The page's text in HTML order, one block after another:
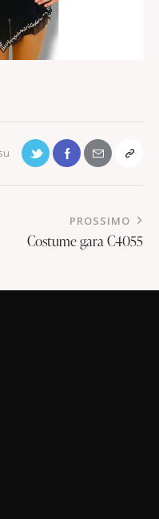
PROSSIMO
Costume gara C4055